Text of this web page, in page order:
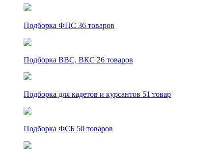
Подборка ФПС 36 товаров
Подборка ВВС, ВКС 26 товаров
Подборка для кадетов и курсантов 51 товар
Подборка ФСБ 50 товаров